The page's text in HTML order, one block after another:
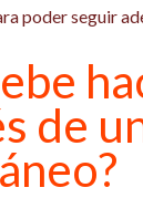
poder seguir
de